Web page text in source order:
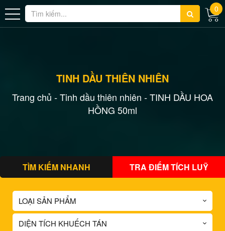
0
TINH DẦU THIÊN NHIÊN
Trang chủ - Tinh dầu thiên nhiên - TINH DẦU HOA
HỒNG 50ml
TÌM KIẾM NHANH TRA ĐIỂM TÍCH LUỸ
LOẠI SẢN PHẨM
DIỆN TÍCH KHUẾCH TÁN